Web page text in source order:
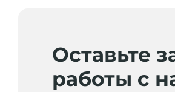
Оставьте
работы с